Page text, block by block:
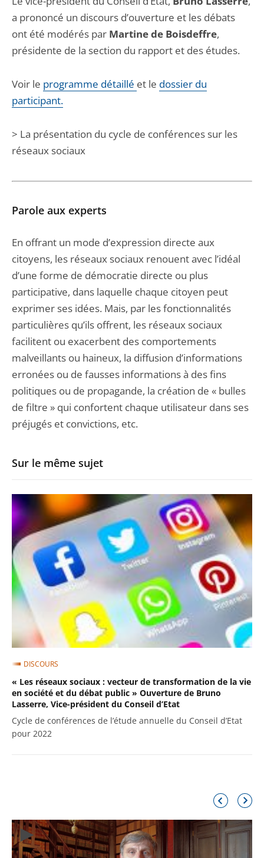
a prononcé un discours d’ouverture et les débats
ont été modérés par Martine de Boisdeffre,
présidente de la section du rapport et des études.
Voir le programme détaillé et le dossier du
participant.
> La présentation du cycle de conférences sur les
réseaux sociaux
Parole aux experts
En offrant un mode d’expression directe aux
citoyens, les réseaux sociaux renouent avec l’idéal
d’une forme de démocratie directe ou plus
participative, dans laquelle chaque citoyen peut
exprimer ses idées. Mais, par les fonctionnalités
particulières qu’ils offrent, les réseaux sociaux
facilitent ou exacerbent des comportements
malveillants ou haineux, la diffusion d’informations
erronées ou de fausses informations à des fins
politiques ou de propagande, la création de « bulles
de filtre » qui confortent chaque utilisateur dans ses
préjugés et convictions, etc.
Sur le même sujet
« Les réseaux sociaux : vecteur de transformation de la vie
en société et du débat public » Ouverture de Bruno
Lasserre, Vice-président du Conseil d’Etat
Cycle de conférences de l’étude annuelle du Conseil d’Etat
pour 2022
DISCOURS
Élément
précédentsuivant